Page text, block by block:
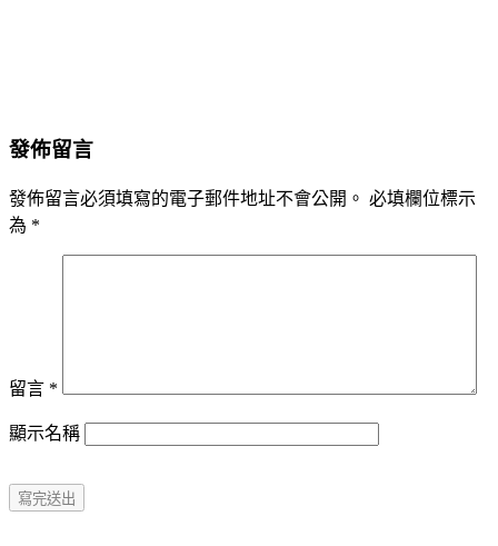
發佈留言
發佈留言必須填寫的電子郵件地址不會公開。 必填欄位標示
為 *
留言 *
顯示名稱